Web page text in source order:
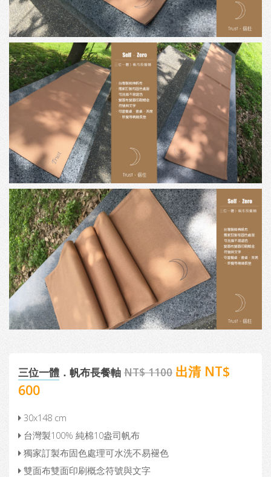
三位一體 ．帆布長餐軸 NT$ 1100 出清 NT$
600
30x148 cm
台灣製100% 純棉10盎司帆布
獨家訂製布固色處理可水洗不易褪色
雙面布雙面印刷概念符號與文字